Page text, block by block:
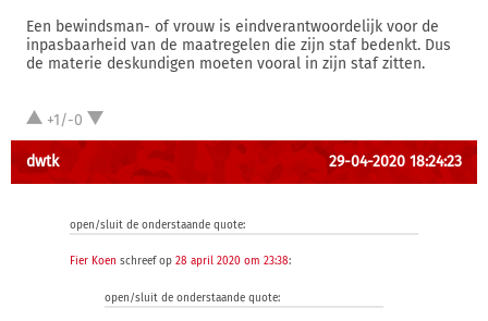
Een bewindsman- of vrouw is eindverantwoordelijk voor de
inpasbaarheid van de maatregelen die zijn staf bedenkt. Dus
de materie deskundigen moeten vooral in zijn staf zitten.
+1/-0
dwtk 29-04-2020 18:24:23
open/sluit de onderstaande quote:
Fier Koen schreef op 28 april 2020 om 23:38:
open/sluit de onderstaande quote: